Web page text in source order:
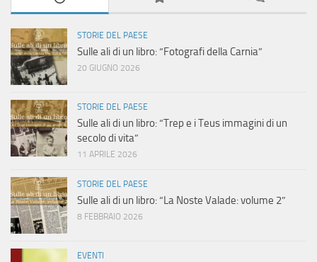
e
STORIE DEL PAESE
Sulle ali di un libro: “Fotografi della Carnia”
20 GIUGNO 2026
STORIE DEL PAESE
Sulle ali di un libro: “Trep e i Teus immagini di un
secolo di vita”
11 APRILE 2026
STORIE DEL PAESE
Sulle ali di un libro: “La Noste Valade: volume 2”
8 FEBBRAIO 2026
EVENTI